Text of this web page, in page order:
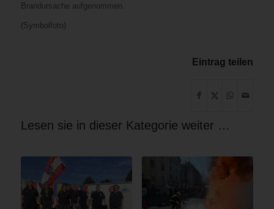
Brandursache aufgenommen.
(Symbolfoto)
Eintrag teilen
Lesen sie in dieser Kategorie weiter …